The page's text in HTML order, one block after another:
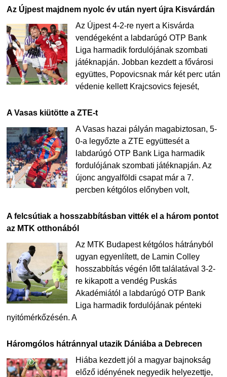
Az Újpest majdnem nyolc év után nyert újra Kisvárdán
Az Újpest 4-2-re nyert a Kisvárda
vendégeként a labdarúgó OTP Bank
Liga harmadik fordulójának szombati
játéknapján. Jobban kezdett a fővárosi
együttes, Popovicsnak már két perc után
védenie kellett Krajcsovics fejesét,
A Vasas kiütötte a ZTE-t
A Vasas hazai pályán magabiztosan, 5-
0-a legyőzte a ZTE együttesét a
labdarúgó OTP Bank Liga harmadik
fordulójának szombati játéknapján. Az
újonc angyalföldi csapat már a 7.
percben kétgólos előnyben volt,
A felcsútiak a hosszabbításban vitték el a három pontot
az MTK otthonából
Az MTK Budapest kétgólos hátrányból
ugyan egyenlített, de Lamin Colley
hosszabbítás végén lőtt találatával 3-2-
re kikapott a vendég Puskás
Akadémiától a labdarúgó OTP Bank
Liga harmadik fordulójának pénteki
nyitómérkőzésén. A
Háromgólos hátránnyal utazik Dániába a Debrecen
Hiába kezdett jól a magyar bajnokság
előző idényének negyedik helyezettje,